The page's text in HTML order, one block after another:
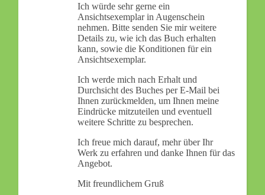
Ich würde sehr gerne ein
Ansichtsexemplar in Augenschein
nehmen. Bitte senden Sie mir weitere
Details zu, wie ich das Buch erhalten
kann, sowie die Konditionen für ein
Ansichtsexemplar.
Ich werde mich nach Erhalt und
Durchsicht des Buches per E-Mail bei
Ihnen zurückmelden, um Ihnen meine
Eindrücke mitzuteilen und eventuell
weitere Schritte zu besprechen.
Ich freue mich darauf, mehr über Ihr
Werk zu erfahren und danke Ihnen für das
Angebot.
Mit freundlichem Gruß